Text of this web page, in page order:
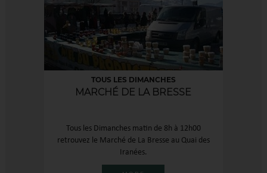
TOUS LES DIMANCHES
MARCHÉ DE LA BRESSE
Tous les Dimanches matin de 8h à 12h00
retrouvez le Marché de La Bresse au Quai des
Iranées.